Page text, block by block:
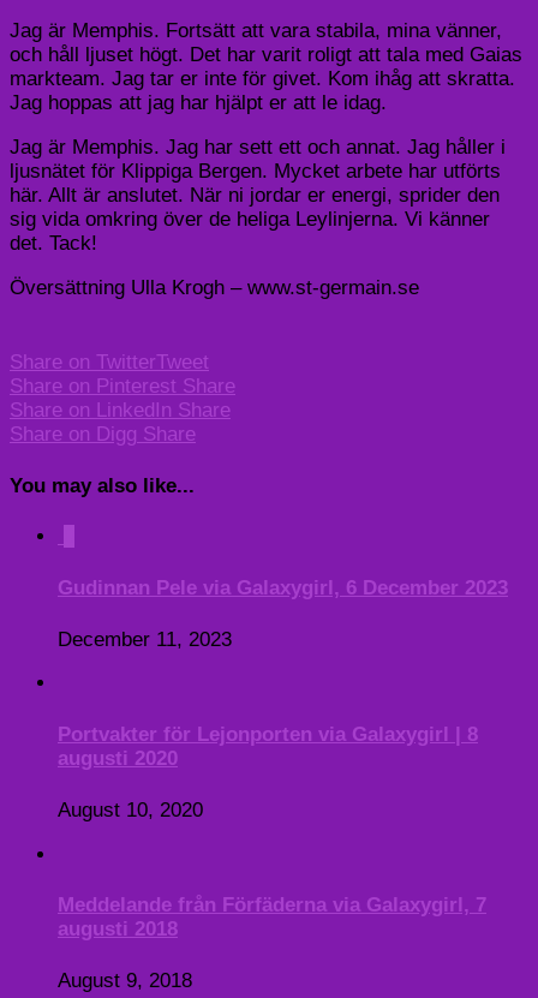
Jag är Memphis. Fortsätt att vara stabila, mina vänner,
och håll ljuset högt. Det har varit roligt att tala med Gaias
markteam. Jag tar er inte för givet. Kom ihåg att skratta.
Jag hoppas att jag har hjälpt er att le idag.
Jag är Memphis. Jag har sett ett och annat. Jag håller i
ljusnätet för Klippiga Bergen. Mycket arbete har utförts
här. Allt är anslutet. När ni jordar er energi, sprider den
sig vida omkring över de heliga Leylinjerna. Vi känner
det. Tack!
Översättning Ulla Krogh – www.st-germain.se
Share on TwitterTweet
Share on Pinterest Share
Share on LinkedIn Share
Share on Digg Share
You may also like...
Gudinnan Pele via Galaxygirl, 6 December 2023
December 11, 2023
Portvakter för Lejonporten via Galaxygirl | 8
augusti 2020
August 10, 2020
Meddelande från Förfäderna via Galaxygirl, 7
augusti 2018
August 9, 2018